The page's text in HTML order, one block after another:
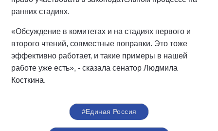
ранних стадиях.
«Обсуждение в комитетах и на стадиях первого и
второго чтений, совместные поправки. Это тоже
эффективно работает, и такие примеры в нашей
работе уже есть», - сказала сенатор Людмила
Косткина.
#Единая Россия